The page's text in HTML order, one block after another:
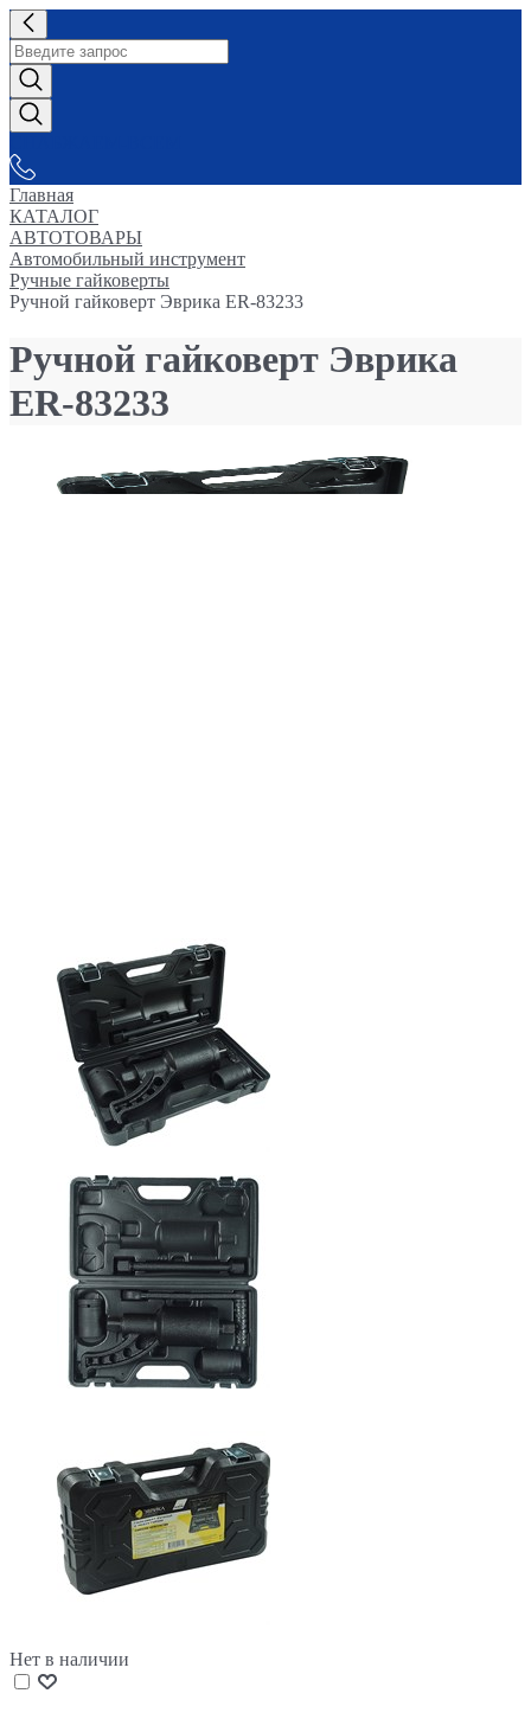
Главная
КАТАЛОГ
АВТОТОВАРЫ
Автомобильный инструмент
Ручные гайковерты
Ручной гайковерт Эврика ER-83233
Ручной гайковерт Эврика
ER-83233
Нет в наличии